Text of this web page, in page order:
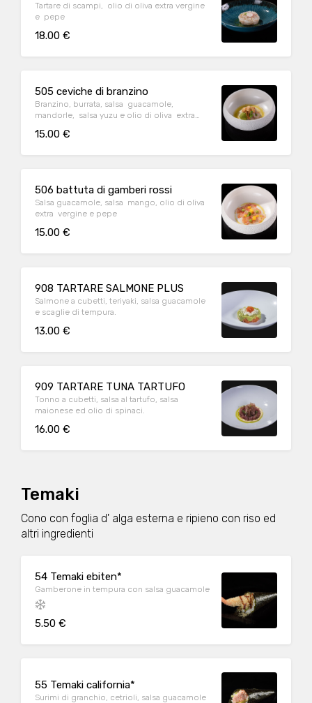
Tartare di scampi, olio di oliva extra vergine
e pepe
18.00 €
505 ceviche di branzino
Branzino, burrata, salsa guacamole,
mandorle, salsa yuzu e olio di oliva extra
15.00 €
506 battuta di gamberi rossi
Salsa guacamole, salsa mango, olio di oliva
extra vergine e pepe
15.00 €
908 TARTARE SALMONE PLUS
Salmone a cubetti, teriyaki, salsa guacamole
e scaglie di tempura.
13.00 €
909 TARTARE TUNA TARTUFO
Tonno a cubetti, salsa al tartufo, salsa
maionese ed olio di spinaci.
16.00 €
Temaki
Cono con foglia d' alga esterna e ripieno con riso ed
altri ingredienti
54 Temaki ebiten*
Gamberone in tempura con salsa guacamole
5.50 €
55 Temaki california*
Surimi di granchio, cetrioli, salsa guacamole